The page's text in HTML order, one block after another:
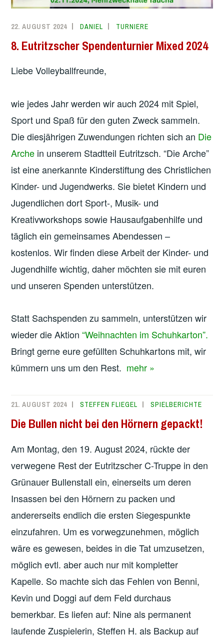
22. AUGUST 2024 DANIEL TURNIERE
8. Eutritzscher Spendenturnier Mixed 2024
Liebe Volleyballfreunde,
wie jedes Jahr werden wir auch 2024 mit Spiel,
Sport und Spaß für den guten Zweck sammeln.
Die diesjährigen Zuwendungen richten sich an Die
Arche in unserem Stadtteil Eutritzsch. “Die Arche”
ist eine anerkannte Kinderstiftung des Christlichen
Kinder- und Jugendwerks. Sie bietet Kindern und
Jugendlichen dort Sport-, Musik- und
Kreativworkshops sowie Hausaufgabenhilfe und
täglich ein gemeinsames Abendessen –
kostenlos. Wir finden diese Arbeit der Kinder- und
Jugendhilfe wichtig, daher möchten sie mit euren
und unseren Spenden unterstützen.
Statt Sachspenden zu sammeln, unterstützen wir
wieder die Aktion“Weihnachten im Schuhkarton”.
Bringt gerne eure gefüllten Schuhkartons mit, wir
kümmern uns um den Rest. mehr »
21. AUGUST 2024 STEFFEN FLIEGEL SPIELBERICHTE
Die Bullen nicht bei den Hörnern gepackt!
Am Montag, den 19. August 2024, rückte der
verwegene Rest der Eutritzscher C-Truppe in den
Grünauer Bullenstall ein, einerseits um deren
Insassen bei den Hörnern zu packen und
andererseits endlich die ersten Siegespunkte
einzufahren. Um es vorwegzunehmen, möglich
wäre es gewesen, beides in die Tat umzusetzen,
möglich evtl. aber auch nur mit kompletter
Kapelle. So machte sich das Fehlen von Benni,
Kevin und Doggi auf dem Feld durchaus
bemerkbar. Es liefen auf: Nine als permanent
laufende Zuspielerin, Steffen H. als Backup auf